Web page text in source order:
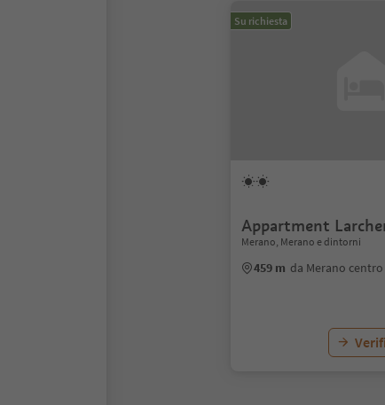
Su richiesta
Appartment
Merano, Merano e dintorni
459 m da Merano centro